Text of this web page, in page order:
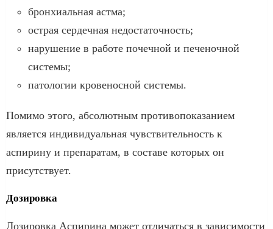
бронхиальная астма;
острая сердечная недостаточность;
нарушение в работе почечной и печеночной
системы;
патологии кровеносной системы.
Помимо этого, абсолютным противопоказанием
является индивидуальная чувствительность к
аспирину и препаратам, в составе которых он
присутствует.
Дозировка
Дозировка Аспирина может отличаться в зависимости